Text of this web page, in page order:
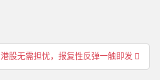
港股无需担忧，报复性反弹一触即发